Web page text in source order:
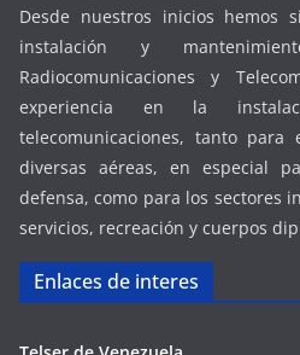
Desde nuestros inicios hemos
instalación y
Radiocomunicaciones y
experiencia en la
telecomunicaciones, tanto
diversas aéreas, en especial
defensa, como para los sectores
servicios, recreación y cuerpos
Enlaces de interes